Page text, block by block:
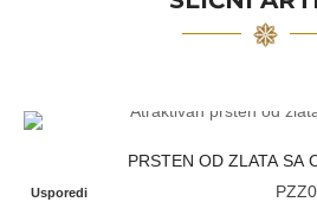
PRSTEN OD ZLATA SA
Usporedi